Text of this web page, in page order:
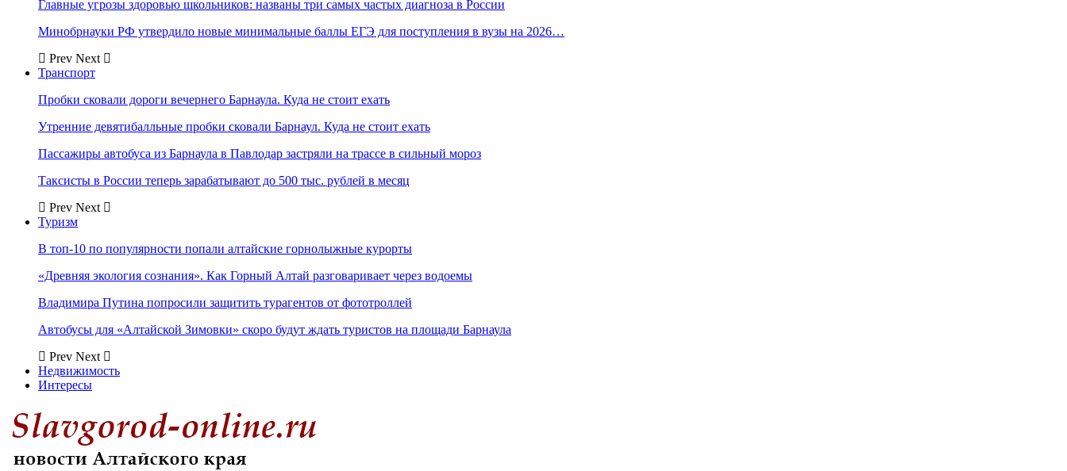
Главные угрозы здоровью школьников: названы три самых частых диагноза в России
Минобрнауки РФ утвердило новые минимальные баллы ЕГЭ для поступления в вузы на 2026…
Prev Next
Транспорт
Пробки сковали дороги вечернего Барнаула. Куда не стоит ехать
Утренние девятибалльные пробки сковали Барнаул. Куда не стоит ехать
Пассажиры автобуса из Барнаула в Павлодар застряли на трассе в сильный мороз
Таксисты в России теперь зарабатывают до 500 тыс. рублей в месяц
Prev Next
Туризм
В топ-10 по популярности попали алтайские горнолыжные курорты
«Древняя экология сознания». Как Горный Алтай разговаривает через водоемы
Владимира Путина попросили защитить турагентов от фототроллей
Автобусы для «Алтайской Зимовки» скоро будут ждать туристов на площади Барнаула
Prev Next
Недвижимость
Интересы